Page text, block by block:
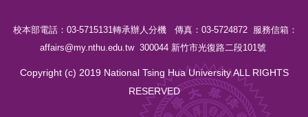
校本部電話：03-5715131轉承辦人分機 傳真：03-5724872 服務信箱：
affairs@my.nthu.edu.tw 300044 新竹市光復路二段101號
Copyright (c) 2019 National Tsing Hua University ALL RIGHTS
RESERVED